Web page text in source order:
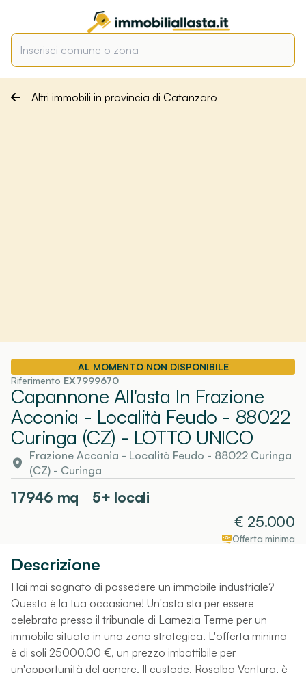
Altri immobili in provincia di Catanzaro
AL MOMENTO NON DISPONIBILE
Riferimento EX7999670
Capannone All'asta In Frazione
Acconia - Località Feudo - 88022
Curinga (CZ) - LOTTO UNICO
Frazione Acconia - Località Feudo - 88022 Curinga
(CZ)- Curinga
17946 mq
5+ locali
€ 25.000
Offerta minima
Descrizione
Hai mai sognato di possedere un immobile industriale?
Questa è la tua occasione! Un'asta sta per essere
celebrata presso il tribunale di Lamezia Terme per un
immobile situato in una zona strategica. L'offerta minima
è di soli 25000.00 €, un prezzo imbattibile per
un'opportunità del genere. Il custode, Rosalba Ventura, è